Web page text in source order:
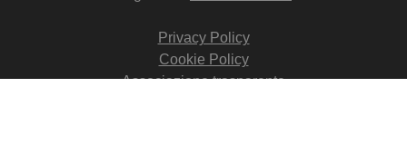
Privacy Policy
Cookie Policy
Associazione trasparente